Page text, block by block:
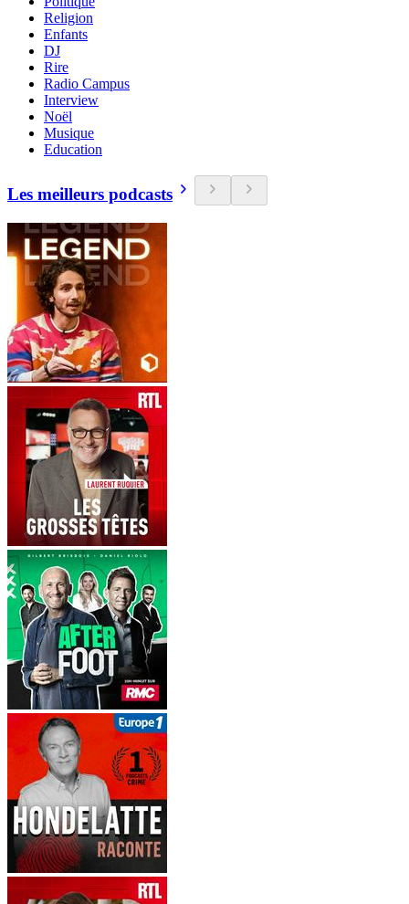
Religion
Enfants
DJ
Rire
Radio Campus
Interview
Noël
Musique
Education
Les meilleurs podcasts